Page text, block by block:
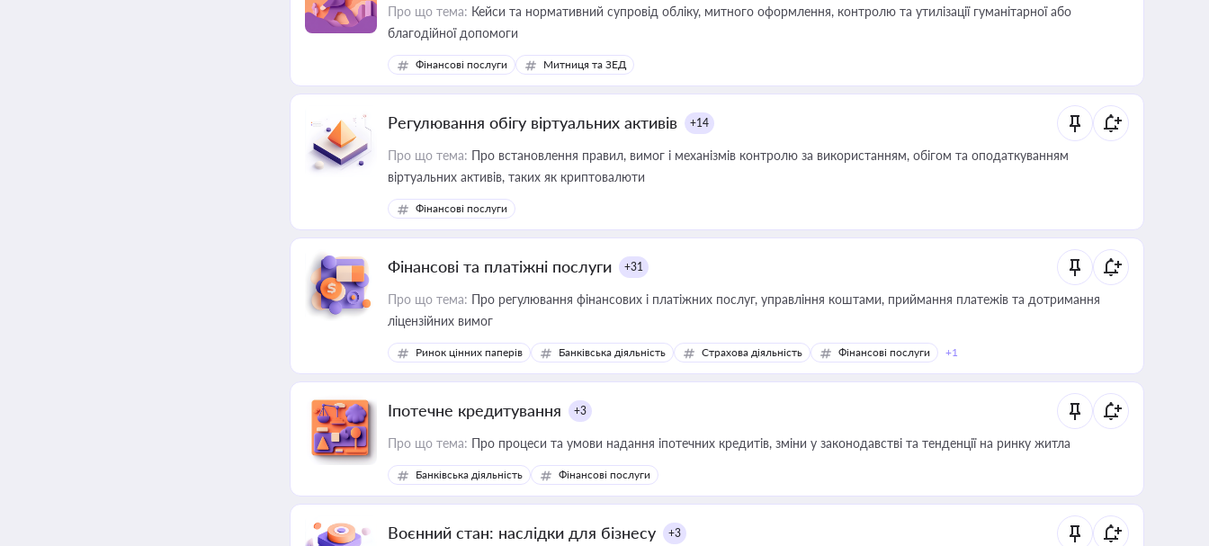
Про що тема: Кейси та нормативний супровід обліку, митного оформлення, контролю та утилізації гуманітарної або
благодійної допомоги
Фінансові послуги Митниця та ЗЕД
Регулювання обігу віртуальних активів +14
Про що тема: Про встановлення правил, вимог і механізмів контролю за використанням, обігом та оподаткуванням
віртуальних активів, таких як криптовалюти
Фінансові послуги
Фінансові та платіжні послуги +31
Про що тема: Про регулювання фінансових і платіжних послуг, управління коштами, приймання платежів та дотримання
ліцензійних вимог
Ринок цінних паперів Банківська діяльність Страхова діяльність Фінансові послуги +1
Іпотечне кредитування +3
Про що тема: Про процеси та умови надання іпотечних кредитів, зміни у законодавстві та тенденції на ринку житла
Банківська діяльність Фінансові послуги
Воєнний стан: наслідки для бізнесу +3